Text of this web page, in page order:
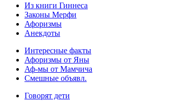
Из книги Гиннеса
Законы Мерфи
Афоризмы
Анекдоты
Интересные факты
Афоризмы от Яны
Аф-мы от Мамчича
Смешные объявл.
Говорят дети